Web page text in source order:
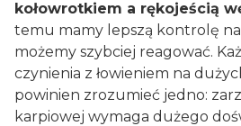
kołowrotkiem a rękojeścią
temu mamy lepszą kontrolę
możemy szybciej reagować.
czynienia z łowieniem na
powinien zrozumieć jedno:
karpiowej wymaga dużego